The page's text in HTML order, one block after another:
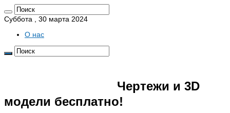
Суббота , 30 марта 2024
О нас
Чертежи и 3D
модели бесплатно!